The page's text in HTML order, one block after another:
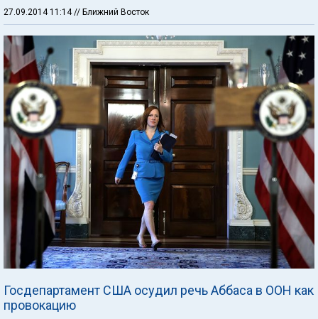
27.09.2014 11:14 // Ближний Восток
Госдепартамент США осудил речь Аббаса в ООН как
провокацию